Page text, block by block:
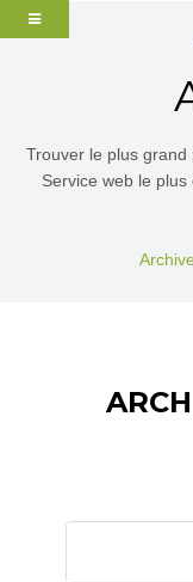
Trouver le plus grand
Service web le